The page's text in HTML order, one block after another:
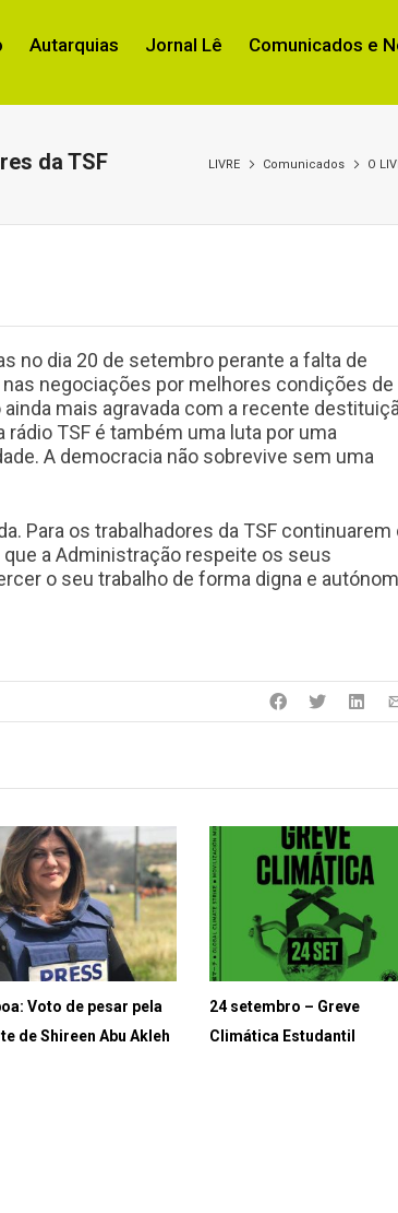
Autarquias Jornal Lê Comunicados e
da TSF LIVRE Comunicados O
no dia 20 de setembro perante a falta de
negociações por melhores condições de
mais agravada com a recente
TSF é também uma luta por uma
A democracia não sobrevive sem uma
Para os trabalhadores da TSF continuarem
a Administração respeite os seus
o seu trabalho de forma digna e
Voto de pesar pela
de Shireen Abu Akleh
24 setembro – Greve
Climática Estudantil